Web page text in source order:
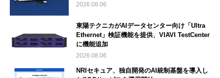
2026.08.06
東陽テクニカがAIデータセンター向け「Ultra
Ethernet」検証機能を提供、VIAVI TestCenter
に機能追加
2026.08.06
NRIセキュア、独自開発のAI統制基盤を導入し